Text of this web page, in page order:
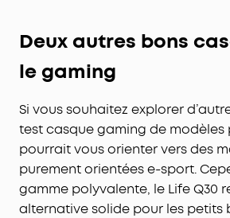
Deux autres bons
le gaming
Si vous souhaitez explorer
test casque gaming de modèles
pourrait vous orienter vers des
purement orientées e-sport.
gamme polyvalente, le Life Q30
alternative solide pour les petits